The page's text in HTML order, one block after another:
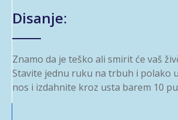
Disanje:
Znamo da je teško ali smirit će vaš
Stavite jednu ruku na trbuh i polako
nos i izdahnite kroz usta barem 10